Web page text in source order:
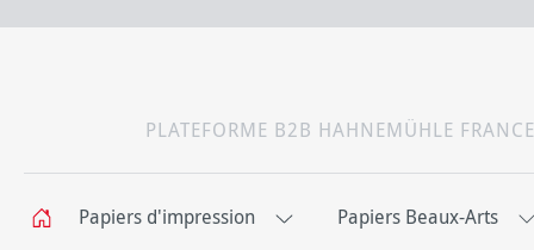
PLATEFORME B2B HAHNEMÜHLE FRANCE
Papiers d'impression Papiers Beaux-Arts